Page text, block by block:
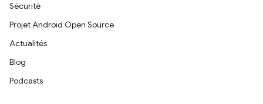
Sécurité
Projet Android Open Source
Actualités
Blog
Podcasts